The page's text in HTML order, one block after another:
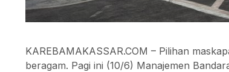
KAREBAMAKASSAR.COM – Pilihan
beragam. Pagi ini (10/6) Manajemen